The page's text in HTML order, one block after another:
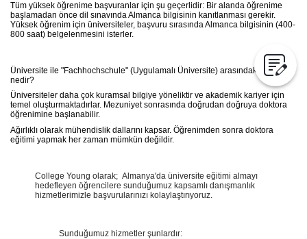
Tüm yüksek öğrenime başvuranlar için şu geçerlidir: Bir alanda öğrenime
başlamadan önce dil sınavında Almanca bilgisinin kanıtlanması gerekir.
Yüksek öğrenim için üniversiteler, başvuru sırasında Almanca bilgisinin (400-
800 saat) belgelenmesini isterler.
Üniversite ile "Fachhochschule" (Uygulamalı Üniversite) arasındaki fark
nedir?
Üniversiteler daha çok kuramsal bilgiye yöneliktir ve akademik kariyer için
temel oluşturmaktadırlar. Mezuniyet sonrasında doğrudan doğruya doktora
öğrenimine başlanabilir.
Ağırlıklı olarak mühendislik dallarını kapsar. Öğrenimden sonra doktora
eğitimi yapmak her zaman mümkün değildir.
College Young olarak; Almanya'da üniversite eğitimi almayı
hedefleyen öğrencilere sunduğumuz kapsamlı danışmanlık
hizmetlerimizle başvurularınızı kolaylaştırıyoruz.
Sunduğumuz hizmetler şunlardır: